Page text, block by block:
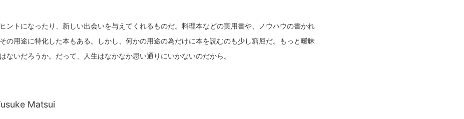
ントになったり、新しい出会いを与えてくれるものだ。料理本などの実用書や、ノウハウの書かれ
の用途に特化した本もある。しかし、何かの用途の為だけに本を読むのも少し窮屈だ。もっと曖昧
Matsui